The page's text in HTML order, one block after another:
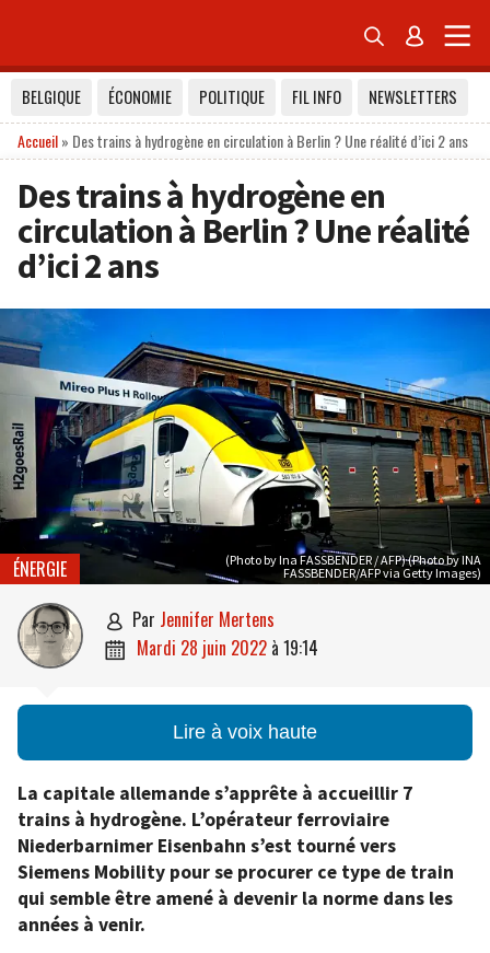
 
BELGIQUE ÉCONOMIE POLITIQUE FIL INFO
NEWSLETTERS
Accueil» Des trains à hydrogène en circulation à Berlin ? Une réalité d’ici 2 ans
Des trains à hydrogène en
circulation à Berlin ? Une réalité
d’ici 2 ans
(Photo by Ina FASSBENDER / AFP) (Photo by INA
FASSBENDER/AFP via Getty Images)
ÉNERGIE
 par Jennifer Mertens
 mardi 28 juin 2022 à 19:14
Lire à voix haute
La capitale allemande s’apprête à accueillir 7
trains à hydrogène. L’opérateur ferroviaire
Niederbarnimer Eisenbahn s’est tourné vers
Siemens Mobility pour se procurer ce type de train
qui semble être amené à devenir la norme dans les
années à venir.